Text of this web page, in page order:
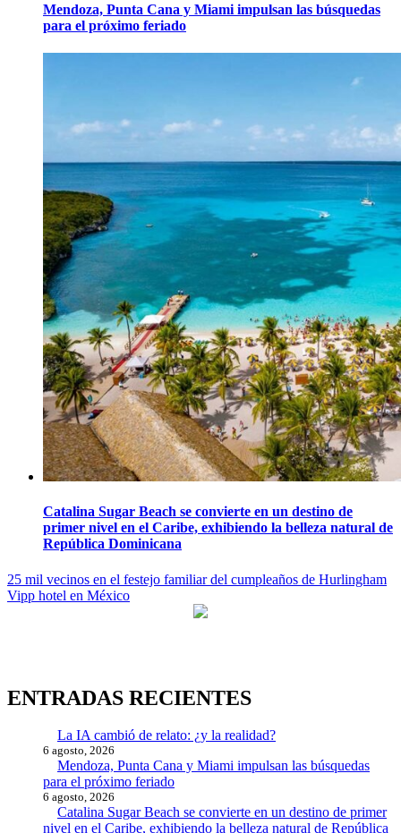
Mendoza, Punta Cana y Miami impulsan las búsquedas
para el próximo feriado
Catalina Sugar Beach se convierte en un destino de
primer nivel en el Caribe, exhibiendo la belleza natural de
República Dominicana
Navegación
de
25 mil vecinos en el festejo familiar del cumpleaños de Hurlingham
Vipp hotel en México
ENTRADAS RECIENTES
La IA cambió de relato: ¿y la realidad?
6 agosto, 2026
Mendoza, Punta Cana y Miami impulsan las búsquedas
para el próximo feriado
6 agosto, 2026
Catalina Sugar Beach se convierte en un destino de primer
nivel en el Caribe, exhibiendo la belleza natural de República